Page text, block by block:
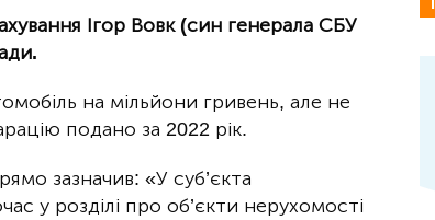
Ігор Вовк (син генерала СБУ
на мільйони гривень, але не
подано за 2022 рік.
зазначив: «У суб’єкта
у розділі про об’єкти нерухомості